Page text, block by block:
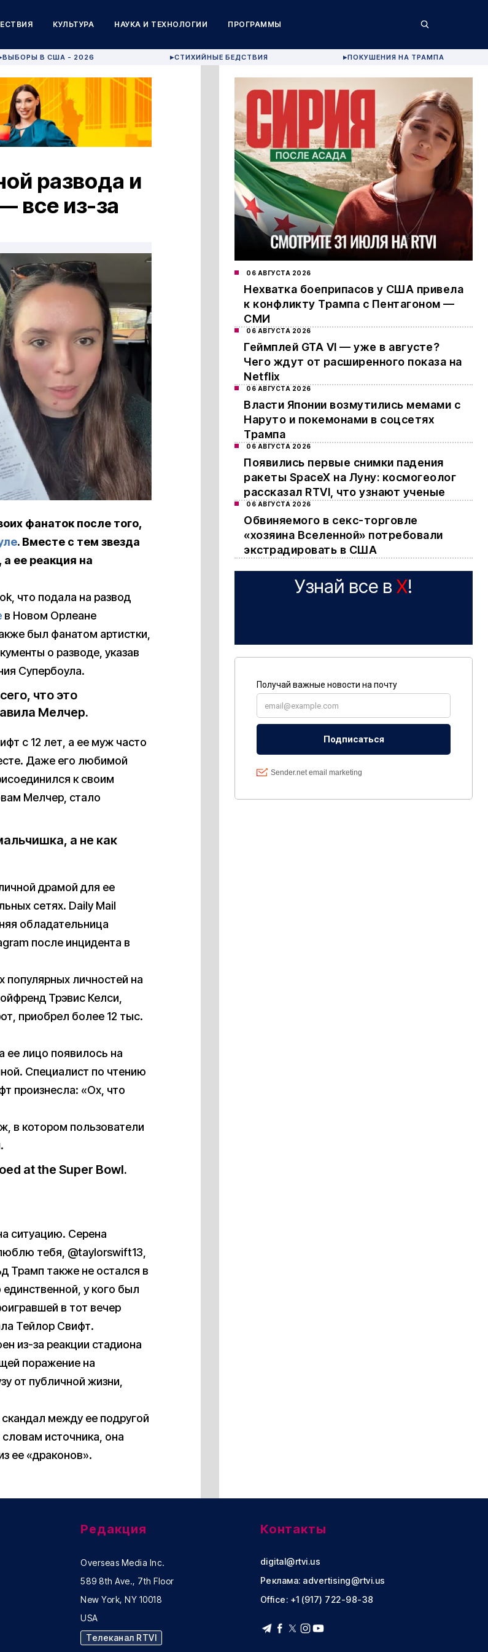
КУЛЬТУРА НАУКА И ТЕХНОЛОГИИ ПРОГРАММЫ
ВЫБОРЫ В США - 2026 ▶СТИХИЙНЫЕ БЕДСТВИЯ ▶ПОКУШЕНИЯ НА ТРАМПА
развода и
все из-за
фанаток после того,
. Вместе с тем звезда
ее реакция на
что подала на развод
в Новом Орлеане
был фанатом артистки,
о разводе, указав
Супербоула.
что это
Мелчер.
с 12 лет, а ее муж часто
Даже его любимой
к своим
Мелчер, стало
а не как
драмой для ее
сетях. Daily Mail
обладательница
после инцидента в
популярных личностей на
Трэвис Келси,
приобрел более 12 тыс.
ее лицо появилось на
Специалист по чтению
произнесла: «Ох, что
в котором пользователи
at the Super Bowl.
ситуацию. Серена
тебя, @taylorswift13,
Трамп также не остался в
у кого был
в тот вечер
Тейлор Свифт.
из-за реакции стадиона
поражение на
от публичной жизни,
между ее подругой
источника, она
ее «драконов».
06 АВГУСТА 2026
Нехватка боеприпасов у США привела
к конфликту Трампа с Пентагоном —
СМИ
06 АВГУСТА 2026
Геймплей GTA VI — уже в августе?
Чего ждут от расширенного показа на
Netflix
06 АВГУСТА 2026
Власти Японии возмутились мемами с
Наруто и покемонами в соцсетях
Трампа
06 АВГУСТА 2026
Появились первые снимки падения
ракеты SpaceX на Луну: космогеолог
рассказал RTVI, что узнают ученые
06 АВГУСТА 2026
Обвиняемого в секс-торговле
«хозяина Вселенной» потребовали
экстрадировать в США
Узнай все в X!
Редакция
Overseas Media Inc.
589 8th Ave., 7th Floor
New York, NY 10018
USA
Телеканал RTVI
Контакты
digital@rtvi.us
Реклама: advertising@rtvi.us
Office: +1 (917) 722-98-38